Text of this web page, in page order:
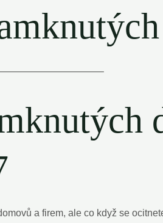
a ⁣firem, ale co když se